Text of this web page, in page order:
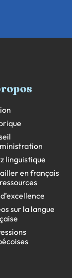
linguistique
en français
sur la langue